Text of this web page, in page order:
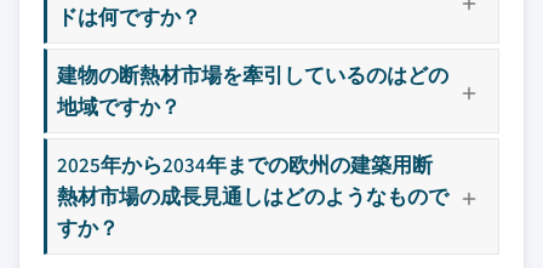
ドは何ですか？
建物の断熱材市場を牽引しているのはどの
地域ですか？
2025年から2034年までの欧州の建築用断
熱材市場の成長見通しはどのようなもので
すか？